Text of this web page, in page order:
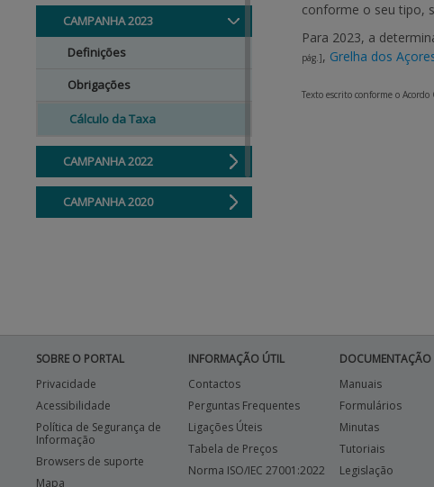
CAMPANHA 2023
Definições
Obrigações
Cálculo da Taxa
CAMPANHA 2022
CAMPANHA 2020
conforme o seu tipo,
Para 2023, a
pág.], Grelha dos
Texto escrito conforme o Acordo
SOBRE O PORTAL
Privacidade
Acessibilidade
Política de Segurança de
Informação
Browsers de suporte
Mapa
INFORMAÇÃO ÚTIL
Contactos
Perguntas Frequentes
Ligações Úteis
Tabela de Preços
Norma ISO/IEC 27001:2022
DOCUMENTAÇÃO
Manuais
Formulários
Minutas
Tutoriais
Legislação